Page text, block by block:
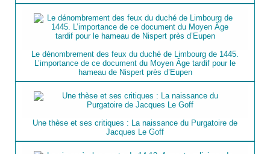
Le dénombrement des feux du duché de Limbourg de 1445.
L’importance de ce document du Moyen Âge tardif pour le
hameau de Nispert près d’Eupen
Une thèse et ses critiques : La naissance du Purgatoire de
Jacques Le Goff